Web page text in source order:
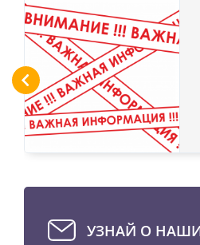
УЗНАЙ О